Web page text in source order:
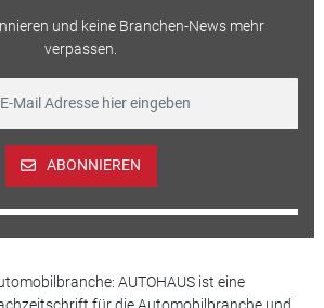
und keine Branchen-News mehr
verpassen.
ABONNIEREN
AUTOHAUS ist eine